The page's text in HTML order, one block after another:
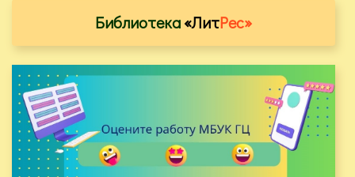
Библиотека«ЛитРес»